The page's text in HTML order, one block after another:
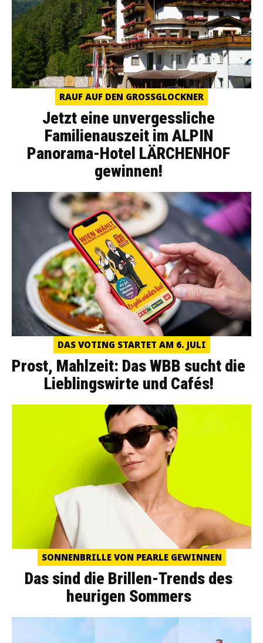
RAUF AUF DEN GROSSGLOCKNER
Jetzt eine unvergessliche
Familienauszeit im ALPIN
Panorama-Hotel LÄRCHENHOF
gewinnen!
DAS VOTING STARTET AM 6. JULI
Prost, Mahlzeit: Das WBB sucht die
Lieblingswirte und Cafés!
SONNENBRILLE VON PEARLE GEWINNEN
Das sind die Brillen-Trends des
heurigen Sommers